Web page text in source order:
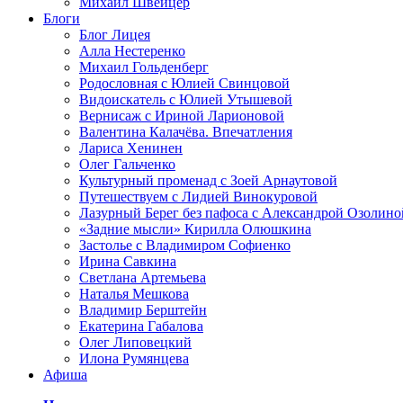
Блоги
Блог Лицея
Алла Нестеренко
Михаил Гольденберг
Родословная с Юлией Свинцовой
Видоискатель с Юлией Утышевой
Вернисаж с Ириной Ларионовой
Валентина Калачёва. Впечатления
Лариса Хенинен
Олег Гальченко
Культурный променад с Зоей Арнаутовой
Путешествуем с Лидией Винокуровой
Лазурный Берег без пафоса с Александрой
«Задние мысли» Кирилла Олюшкина
Застолье с Владимиром Софиенко
Ирина Савкина
Светлана Артемьева
Наталья Мешкова
Владимир Берштейн
Екатерина Габалова
Олег Липовецкий
Илона Румянцева
Афиша